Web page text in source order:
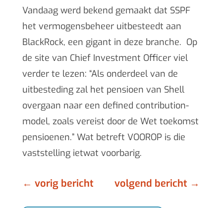
Vandaag werd bekend gemaakt dat SSPF
het vermogensbeheer uitbesteedt aan
BlackRock, een gigant in deze branche. Op
de site van Chief Investment Officer viel
verder te lezen: “Als onderdeel van de
uitbesteding zal het pensioen van Shell
overgaan naar een defined contribution-
model, zoals vereist door de Wet toekomst
pensioenen.” Wat betreft VOOROP is die
vaststelling ietwat voorbarig.
← vorig bericht volgend bericht →